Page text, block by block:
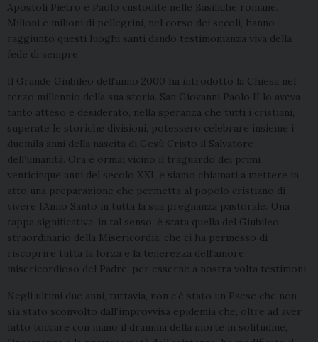
Apostoli Pietro e Paolo custodite nelle Basiliche romane.
Milioni e milioni di pellegrini, nel corso dei secoli, hanno
raggiunto questi luoghi santi dando testimonianza viva della
fede di sempre.
Il Grande Giubileo dell’anno 2000 ha introdotto la Chiesa nel
terzo millennio della sua storia. San Giovanni Paolo II lo aveva
tanto atteso e desiderato, nella speranza che tutti i cristiani,
superate le storiche divisioni, potessero celebrare insieme i
duemila anni della nascita di Gesù Cristo il Salvatore
dell’umanità. Ora è ormai vicino il traguardo dei primi
venticinque anni del secolo XXI, e siamo chiamati a mettere in
atto una preparazione che permetta al popolo cristiano di
vivere l’Anno Santo in tutta la sua pregnanza pastorale. Una
tappa significativa, in tal senso, è stata quella del Giubileo
straordinario della Misericordia, che ci ha permesso di
riscoprire tutta la forza e la tenerezza dell’amore
misericordioso del Padre, per esserne a nostra volta testimoni.
Negli ultimi due anni, tuttavia, non c’è stato un Paese che non
sia stato sconvolto dall’improvvisa epidemia che, oltre ad aver
fatto toccare con mano il dramma della morte in solitudine,